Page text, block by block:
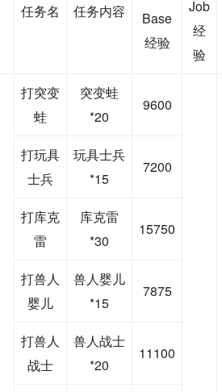
任务名 任务内容
Base
经验
Job
经
验
打突变
蛙
突变蛙
*20
9600
打玩具
士兵
玩具士兵
*15
7200
打库克
雷
库克雷
*30
15750
打兽人
婴儿
兽人婴儿
*15
7875
打兽人
战士
兽人战士
*20
11100